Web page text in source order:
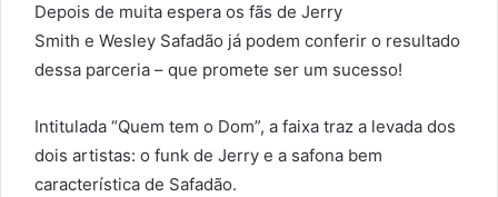
Depois de muita espera os fãs de Jerry
Smith e Wesley Safadão já podem conferir o resultado
dessa parceria – que promete ser um sucesso!
Intitulada “Quem tem o Dom”, a faixa traz a levada dos
dois artistas: o funk de Jerry e a safona bem
característica de Safadão.